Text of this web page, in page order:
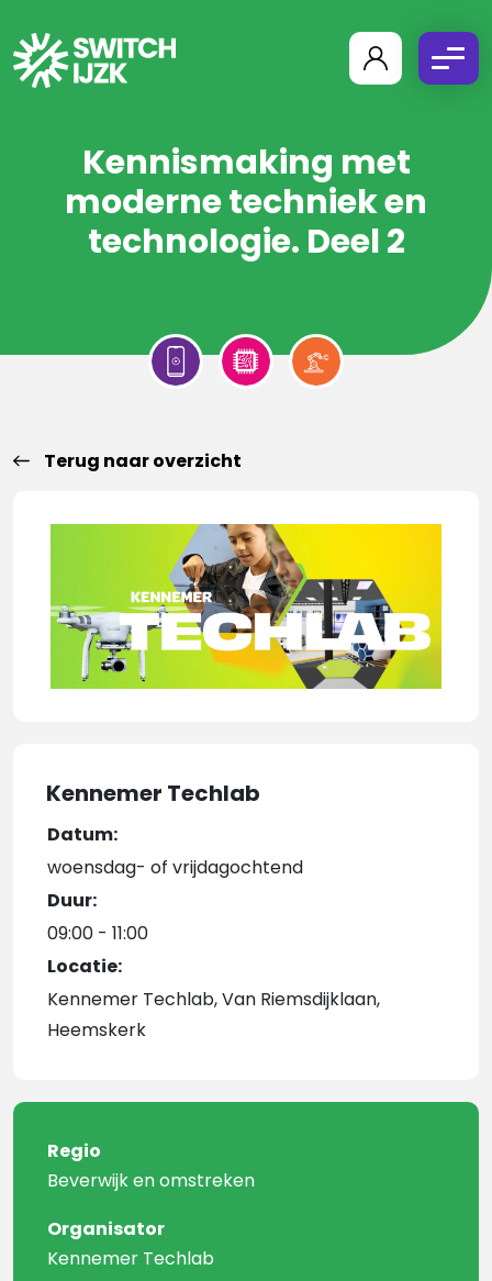
Kennismaking met
moderne techniek en
technologie. Deel 2
Terug naar overzicht
Kennemer Techlab
Datum:
woensdag- of vrijdagochtend
Duur:
09:00 - 11:00
Locatie:
Kennemer Techlab, Van Riemsdijklaan,
Heemskerk
Regio
Beverwijk en omstreken
Organisator
Kennemer Techlab